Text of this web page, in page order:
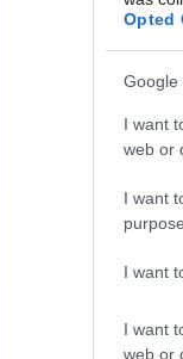
Opted
Google
I want
web or
I want
I want
I want
web or